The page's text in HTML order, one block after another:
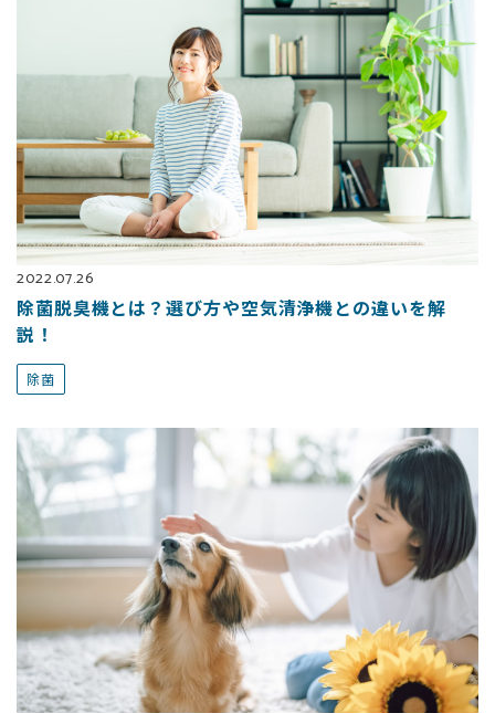
2022.07.26
除菌脱臭機とは？選び方や空気清浄機との違いを解
説！
除菌